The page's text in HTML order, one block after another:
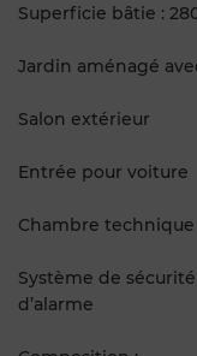
Superficie bâtie :
Jardin aménagé
Salon extérieur
Entrée pour voiture
Chambre technique
Système de
d’alarme